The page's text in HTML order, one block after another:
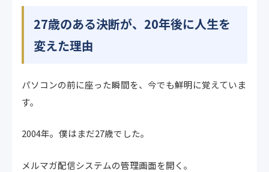
27歳のある決断が、20年後に人生を
変えた理由
パソコンの前に座った瞬間を、今でも鮮明に覚えていま
す。
2004年。僕はまだ27歳でした。
メルマガ配信システムの管理画面を開く。